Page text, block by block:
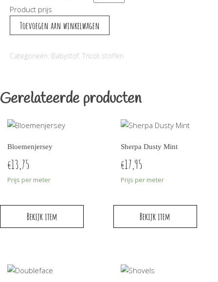
Product prijs
Nijntje
Zwart
Toevoegen aan winkelwagen
Categorieën: Babystof, Tricot stoffen
Gerelateerde producten
Bloemenjersey
€13,75
Prijs per meter
Bekijk item
Sherpa Dusty Mint
€17,95
Prijs per meter
Bekijk item